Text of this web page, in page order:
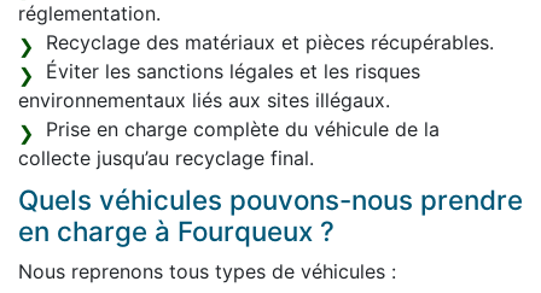
réglementation.
Recyclage des matériaux et pièces récupérables.
Éviter les sanctions légales et les risques
environnementaux liés aux sites illégaux.
Prise en charge complète du véhicule de la
collecte jusqu’au recyclage final.
Quels véhicules pouvons-nous prendre
en charge à Fourqueux ?
Nous reprenons tous types de véhicules :